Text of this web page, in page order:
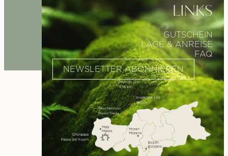
LINKS
GUTSCHEIN
LAGE & ANREISE
FAQ
NEWSLETTER ABONNIEREN